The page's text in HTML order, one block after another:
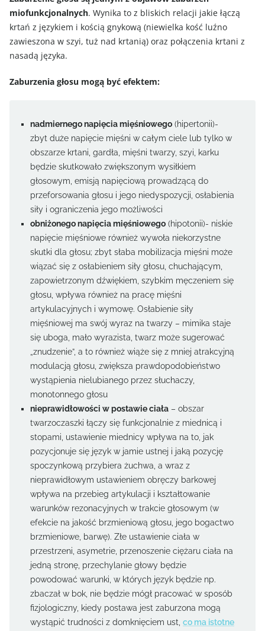
miofunkcjonalnych. Wynika to z bliskich relacji jakie łączą
krtań z językiem i kością gnykową (niewielka kość luźno
zawieszona w szyi, tuż nad krtanią) oraz połączenia krtani z
nasadą języka.
Zaburzenia głosu mogą być efektem:
nadmiernego napięcia mięśniowego (hipertonii)-
zbyt duże napięcie mięśni w całym ciele lub tylko w
obszarze krtani, gardła, mięśni twarzy, szyi, karku
będzie skutkowało zwiększonym wysiłkiem
głosowym, emisją napięciową prowadzącą do
przeforsowania głosu i jego niedyspozycji, osłabienia
siły i ograniczenia jego możliwości
obniżonego napięcia mięśniowego (hipotonii)- niskie
napięcie mięśniowe również wywoła niekorzystne
skutki dla głosu; zbyt słaba mobilizacja mięśni może
wiązać się z osłabieniem siły głosu, chuchającym,
zapowietrzonym dźwiękiem, szybkim męczeniem się
głosu, wpływa również na pracę mięśni
artykulacyjnych i wymowę. Osłabienie siły
mięśniowej ma swój wyraz na twarzy – mimika staje
się uboga, mało wyrazista, twarz może sugerować
„znudzenie”, a to również wiąże się z mniej atrakcyjną
modulacją głosu, zwiększa prawdopodobieństwo
wystąpienia nielubianego przez słuchaczy,
monotonnego głosu
nieprawidłowości w postawie ciała – obszar
twarzoczaszki łączy się funkcjonalnie z miednicą i
stopami, ustawienie miednicy wpływa na to, jak
pozycjonuje się język w jamie ustnej i jaką pozycję
spoczynkową przybiera żuchwa, a wraz z
nieprawidłowym ustawieniem obręczy barkowej
wpływa na przebieg artykulacji i kształtowanie
warunków rezonacyjnych w trakcie głosowym (w
efekcie na jakość brzmieniową głosu, jego bogactwo
brzmieniowe, barwę). Złe ustawienie ciała w
przestrzeni, asymetrie, przenoszenie ciężaru ciała na
jedną stronę, przechylanie głowy będzie
powodować warunki, w których język będzie np.
zbaczał w bok, nie będzie mógł pracować w sposób
fizjologiczny, kiedy postawa jest zaburzona mogą
wystąpić trudności z domknięciem ust, co ma istotne